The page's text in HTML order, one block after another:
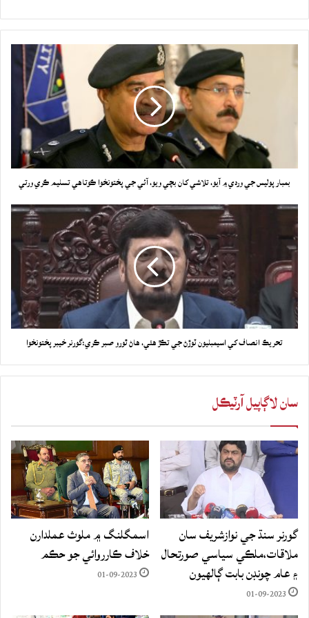
بمبار پوليس جي وردي ۾ آيو، تلاشي کان بچي ويو، آئي جي پختونخوا ڪوتاهي تسليم ڪري ورتي
تحريڪ انصاف کي اسيمبليون ٽوڙڻ جي تڪڙ هئي، هاڻ ٿورو صبر ڪري:گورنر خيبر پختونخوا
سان لاڳاپيل آرٽيڪل
گورنر سنڌ جي نوازشريف سان
ملاقات،ملڪي سياسي صورتحال
۽ عام چونڊن بابت ڳالهيون
01-09-2023
اسمگلنگ ۾ ملوث عملدارن
خلاف ڪارروائي جو حڪم
01-09-2023